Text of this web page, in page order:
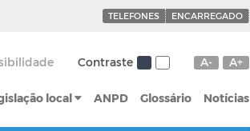
TELEFONES ENCARREGADO
A- A+
Contraste
local ANPD Glossário Notícias